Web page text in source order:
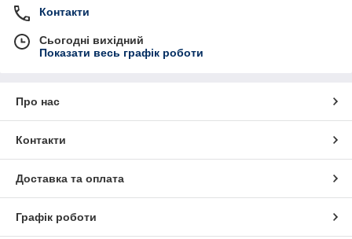
Контакти
Сьогодні вихідний
Показати весь графік роботи
Про нас
Контакти
Доставка та оплата
Графік роботи